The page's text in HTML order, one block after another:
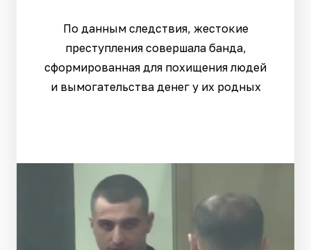
По данным следствия, жестокие
преступления совершала банда,
сформированная для похищения людей
и вымогательства денег у их родных